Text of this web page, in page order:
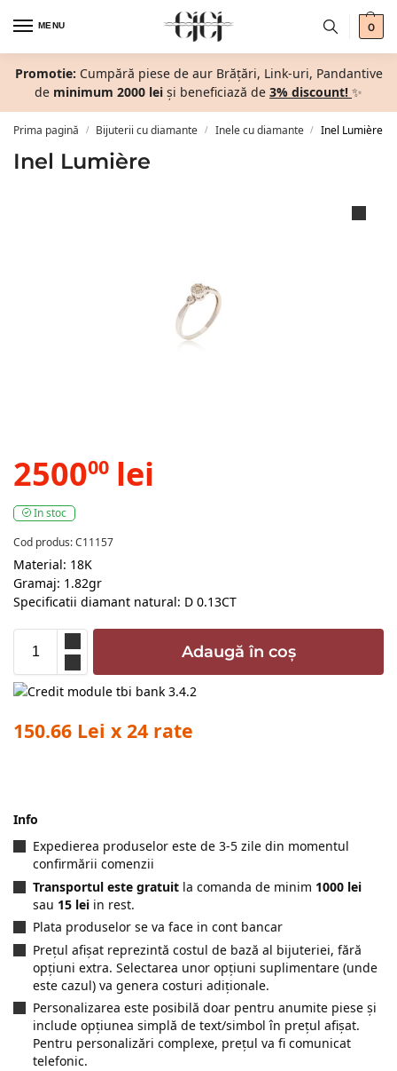
MENU 0
Promotie: Cumpără piese de aur Brățări, Link-uri, Pandantive
de minimum 2000 lei și beneficiază de 3% discount! ✨
Prima pagină / Bijuterii cu diamante / Inele cu diamante / Inel Lumière
Inel Lumière
250000 lei
In stoc
Cod produs: C11157
Material: 18K
Gramaj: 1.82gr
Specificatii diamant natural: D 0.13CT
Adaugă în coș
150.66 Lei x 24 rate
Info
Expedierea produselor este de 3-5 zile din momentul
confirmării comenzii
Transportul este gratuit la comanda de minim 1000 lei
sau 15 lei in rest.
Plata produselor se va face in cont bancar
Prețul afișat reprezintă costul de bază al bijuteriei, fără
opțiuni extra. Selectarea unor opțiuni suplimentare (unde
este cazul) va genera costuri adiționale.
Personalizarea este posibilă doar pentru anumite piese și
include opțiunea simplă de text/simbol în prețul afișat.
Pentru personalizări complexe, prețul va fi comunicat
telefonic.